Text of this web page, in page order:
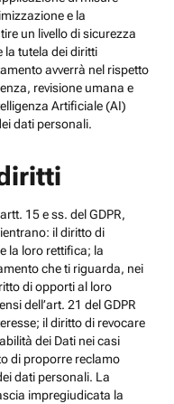
e la
un livello di sicurezza
la tutela dei diritti
avverrà nel rispetto
revisione umana e
Artificiale (AI)
dati personali.
15 e ss. del GDPR,
il diritto di
la loro rettifica; la
che ti riguarda, nei
di opporti al loro
dell’art. 21 del GDPR
il diritto di revocare
dei Dati nei casi
di proporre reclamo
dati personali. La
impregiudicata la